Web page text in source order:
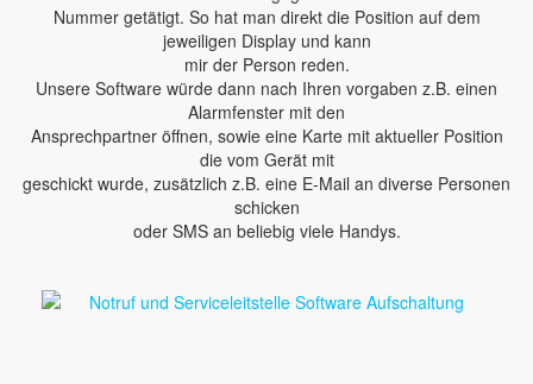
Nummer getätigt. So hat man direkt die Position auf dem
jeweiligen Display und kann
mir der Person reden.
Unsere Software würde dann nach Ihren vorgaben z.B. einen
Alarmfenster mit den
Ansprechpartner öffnen, sowie eine Karte mit aktueller Position
die vom Gerät mit
geschickt wurde, zusätzlich z.B. eine E-Mail an diverse Personen
schicken
oder SMS an beliebig viele Handys.